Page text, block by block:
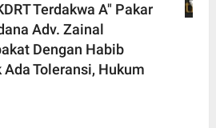
Terdakwa A" Pakar
Adv. Zainal
Dengan Habib
Ada Toleransi, Hukum